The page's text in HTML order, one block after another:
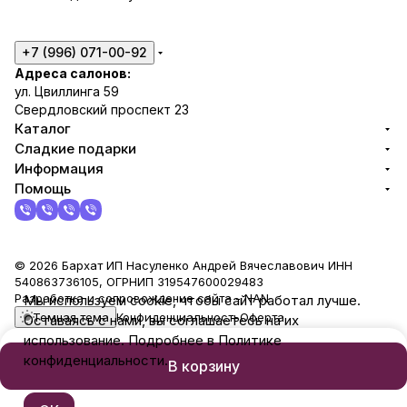
В корзину
+7 (996) 071-00-92
Адреса салонов:
ул. Цвиллинга 59
Свердловский проспект 23
Каталог
Сладкие подарки
Информация
Помощь
© 2026 Бархат ИП Насуленко Андрей Вячеславович ИНН
540863736105, ОГРНИП 319547600029483
Разработка и сопровождение сайта -NAN
Темная тема КонфиденциальностьОферта
Мы используем cookie, чтобы сайт работал лучше.
Оставаясь с нами, вы соглашаетесь на их
использование. Подробнее в Политике
конфиденциальности.